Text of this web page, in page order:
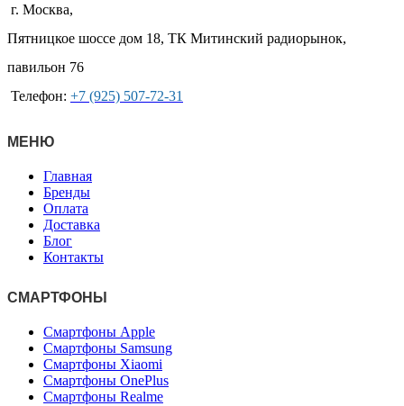
г. Москва,
Пятницкое шоссе дом 18, ТК Митинский радиорынок,
павильон 76
Телефон: +7 (925) 507-72-31
МЕНЮ
Главная
Бренды
Оплата
Доставка
Блог
Контакты
СМАРТФОНЫ
Смартфоны Apple
Смартфоны Samsung
Смартфоны Xiaomi
Смартфоны OnePlus
Смартфоны Realme